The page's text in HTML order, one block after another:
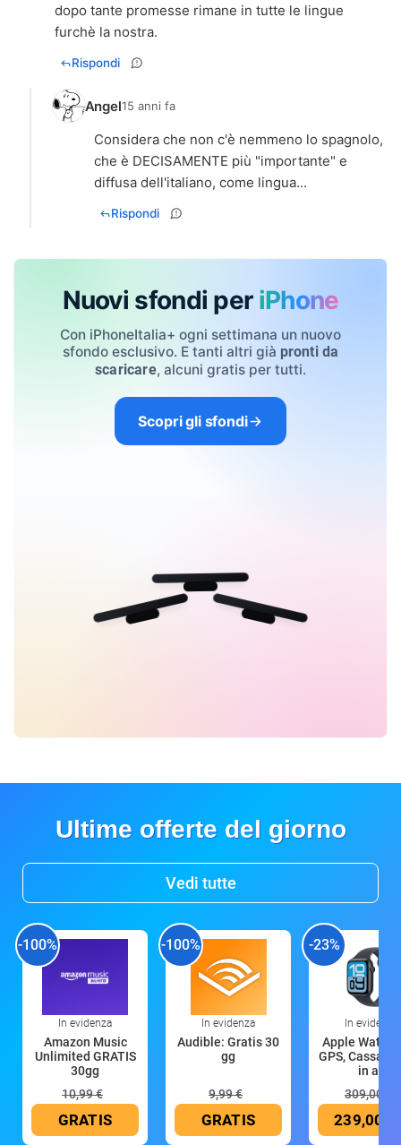
dopo tante promesse rimane in tutte le lingue
furchè la nostra.
Rispondi
Angel15 anni fa
Considera che non c'è nemmeno lo spagnolo,
che è DECISAMENTE più "importante" e
diffusa dell'italiano, come lingua...
Rispondi
Nuovi sfondi per iPhone
Con iPhoneItalia+ ogni settimana un nuovo
sfondo esclusivo. E tanti altri già pronti da
scaricare, alcuni gratis per tutti.
Scopri gli sfondi
Ultime offerte del giorno
Vedi tutte
-100%
In evidenza
Amazon Music
Unlimited GRATIS
30gg
10,99 €
GRATIS
-100%
In evidenza
Audible: Gratis 30
gg
9,99 €
GRATIS
-23%
In evidenza
Apple Watch
GPS, Cassa
in all
309,00 €
239,00 €